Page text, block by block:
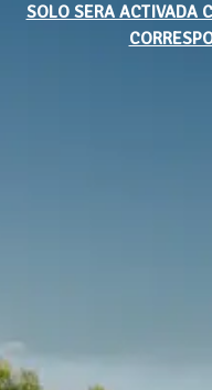
SOLO SERA ACTIVADA